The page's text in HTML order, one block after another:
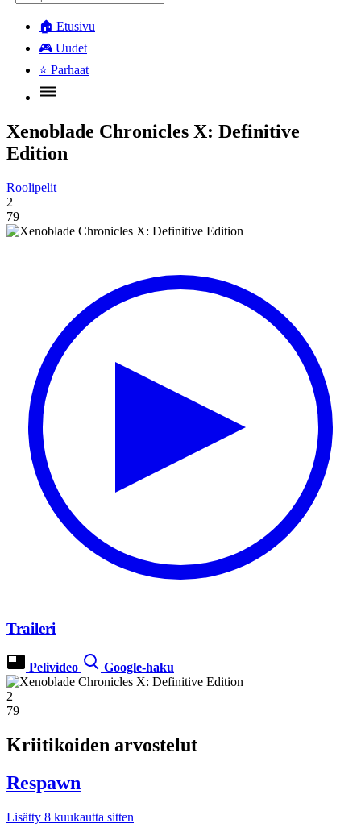
🏠 Etusivu
🎮 Uudet
⭐ Parhaat
Xenoblade Chronicles X: Definitive
Edition
Roolipelit
2
79
Traileri
Pelivideo Google-haku
2
79
Kriitikoiden arvostelut
Respawn
Lisätty 8 kuukautta sitten